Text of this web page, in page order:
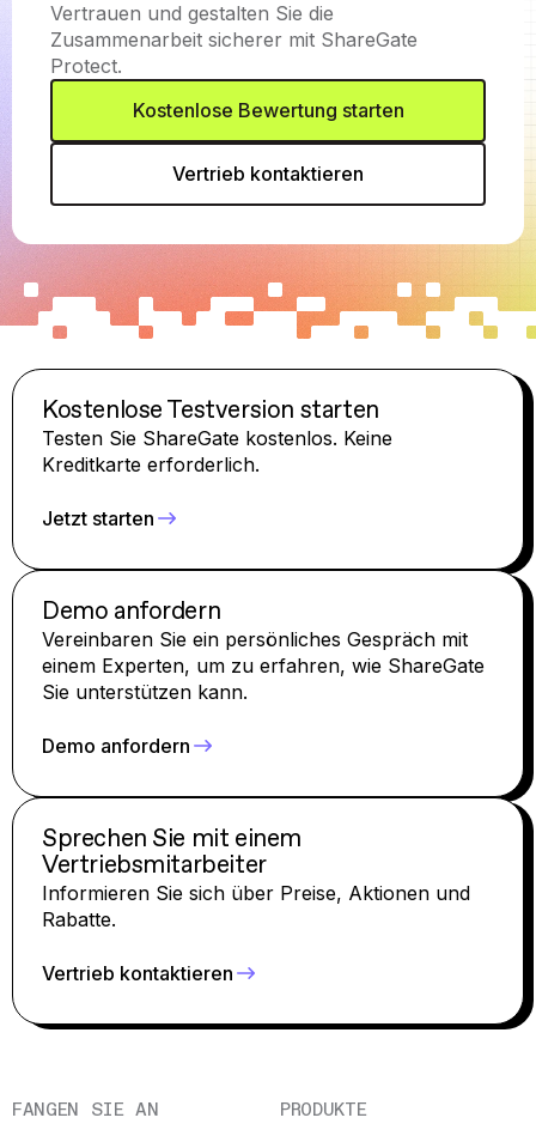
Vertrauen und gestalten Sie die
Zusammenarbeit sicherer mit ShareGate
Protect.
Kostenlose Bewertung starten
Vertrieb kontaktieren
Kostenlose Testversion starten
Testen Sie ShareGate kostenlos. Keine
Kreditkarte erforderlich.
Jetzt starten
Demo anfordern
Vereinbaren Sie ein persönliches Gespräch mit
einem Experten, um zu erfahren, wie ShareGate
Sie unterstützen kann.
Demo anfordern
Sprechen Sie mit einem
Vertriebsmitarbeiter
Informieren Sie sich über Preise, Aktionen und
Rabatte.
Vertrieb kontaktieren
FANGEN SIE AN PRODUKTE